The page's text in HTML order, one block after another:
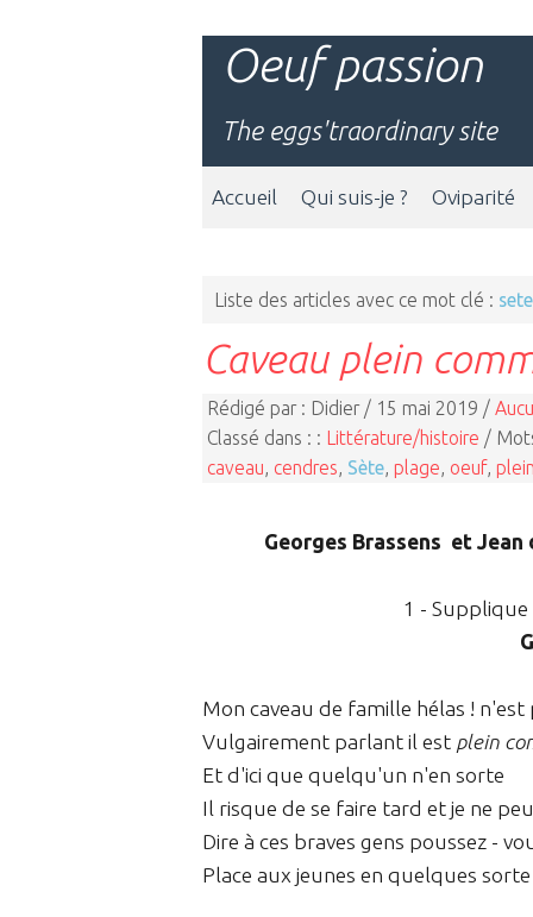
Oeuf passion
The eggs'traordinary site
Accueil Qui suis-je ? Oviparité
Liste des articles avec ce mot clé : sete
Caveau plein
Rédigé par : Didier / 15 mai 2019 /
Classé dans : : Littérature/histoire /
caveau cendres Sète plage oeuf,
Georges Brassens et
1 -
Mon caveau de famille hélas !
Vulgairement parlant il est plein
Et d'ici que quelqu'un n'en sorte
Il risque de se faire tard et je ne
Dire à ces braves gens poussez -
Place aux jeunes en quelques sorte